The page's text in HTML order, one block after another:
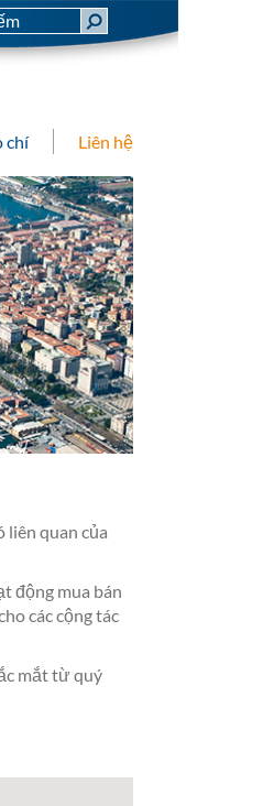
chí Liên hệ
liên quan của
động mua bán
các cộng tác
mắt từ quý